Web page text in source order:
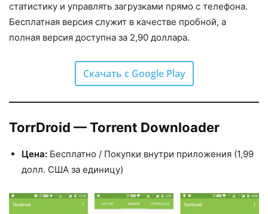
статистику и управлять загрузками прямо с телефона.
Бесплатная версия служит в качестве пробной, а
полная версия доступна за 2,90 доллара.
Скачать с Google Play
TorrDroid — Torrent Downloader
Цена: Бесплатно / Покупки внутри приложения (1,99
долл. США за единицу)